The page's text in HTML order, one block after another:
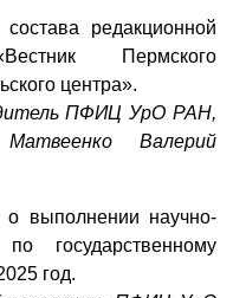
редакционной
Пермского
центра».
ПФИЦ УрО РАН,
Валерий
о выполнении научно-
государственному
год.